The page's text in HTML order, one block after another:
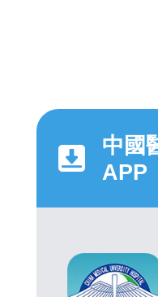
中國
APP